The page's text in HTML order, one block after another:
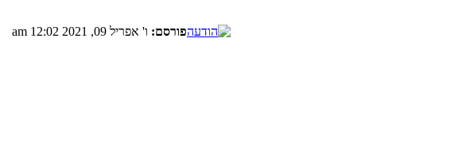
פורסם: ו' אפריל 09, 2021 12:02 am